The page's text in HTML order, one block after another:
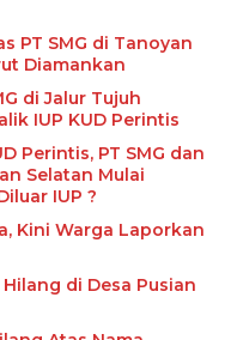
PT SMG di Tanoyan
Diamankan
di Jalur Tujuh
IUP KUD Perintis
Perintis, PT SMG dan
Selatan Mulai
IUP ?
Kini Warga Laporkan
di Desa Pusian